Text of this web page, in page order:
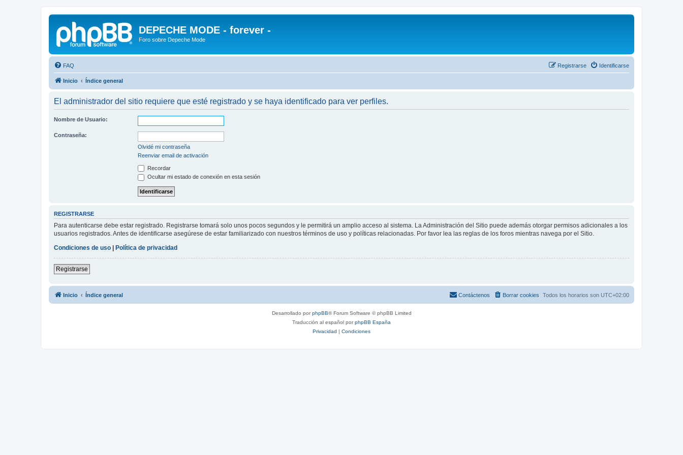
DEPECHE MODE - forever -
Foro sobre Depeche Mode
FAQ Identificarse
Registrarse
Inicio Índice general
El administrador del sitio requiere que esté registrado y se haya identificado para ver perfiles.
Nombre de Usuario:
Contraseña:
Olvidé mi contraseña
Reenviar email de activación
Recordar
Ocultar mi estado de conexión en esta sesión
REGISTRARSE
Para autenticarse debe estar registrado. Registrarse tomará solo unos pocos segundos y le permitirá un amplio acceso al sistema. La Administración del Sitio puede además otorgar permisos adicionales a los
usuarios registrados. Antes de identificarse asegúrese de estar familiarizado con nuestros términos de uso y políticas relacionadas. Por favor lea las reglas de los foros mientras navega por el Sitio.
Condiciones de uso
Política de privacidad
Registrarse
Inicio Índice general Todos los horarios son UTC+02:00
Borrar cookies
Contáctenos
Desarrollado porphpBB® Forum Software © phpBB Limited
Traducción al español porphpBB España
Privacidad | Condiciones